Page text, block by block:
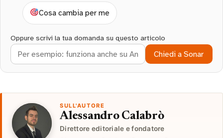
Cosa cambia per me
Oppure scrivi la tua domanda su questo articolo
Chiedi a Sonar
SULL'AUTORE
Alessandro Calabrò
Direttore editoriale e fondatore